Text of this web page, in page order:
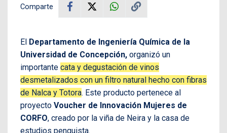
Comparte
El Departamento de Ingeniería Química de la
Universidad de Concepción, organizó un
importante cata y degustación de vinos
desmetalizados con un filtro natural hecho con fibras
de Nalca y Totora. Este producto pertenece al
proyecto Voucher de Innovación Mujeres de
CORFO, creado por la viña de Neira y la casa de
estudios penquista.